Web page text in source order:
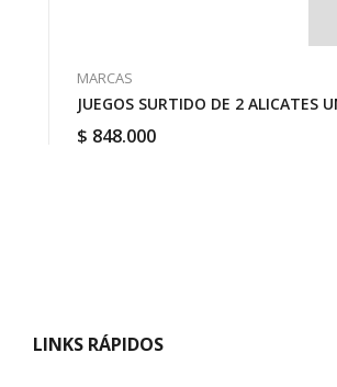
MARCAS
JUEGOS SURTIDO DE 2 ALICATES
$ 848.000
LINKS RÁPIDOS